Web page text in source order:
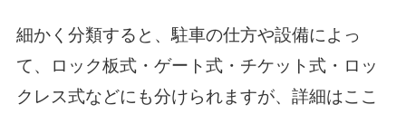
細かく分類すると、駐車の仕方や設備によっ
て、
ロック板式・ゲート式・チケット式・ロッ
クレス式などにも分けられますが、詳細はここ